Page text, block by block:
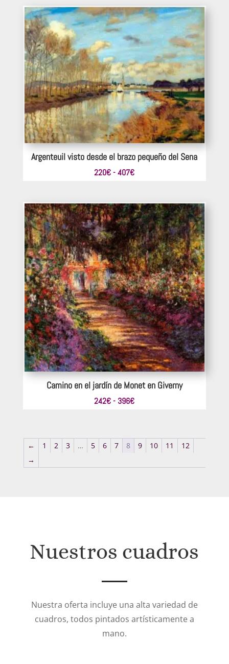
desde
hasta
Argenteuil visto desde el brazo pequeño del Sena
220€ - 407€Rango
desde
220€
hasta
407€
Camino en el jardín de Monet en Giverny
242€ - 396€Rango
desde
242€
hasta
← 1 2 3 … 5 6 7 8 9 10 11
12
→
Nuestros cuadros
Nuestra oferta incluye una alta variedad de
cuadros, todos pintados artísticamente a
mano.